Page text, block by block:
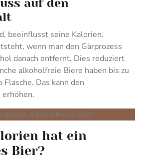
auf den
beeinflusst seine Kalorien.
wenn man den Gärprozess
danach entfernt. Dies reduziert
alkoholfreie Biere haben bis zu
Das kann den
hat ein
Bier?